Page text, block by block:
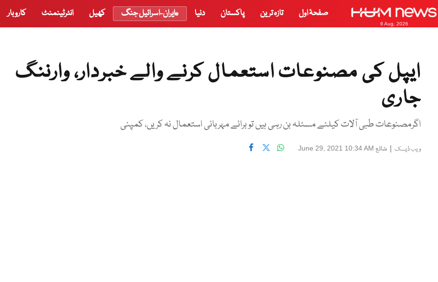
6 Aug, 2026
صفحۂ اول تازہ ترین پاکستان دنیا ایران-اسرائیل جنگ کھیل انٹرٹینمنٹ کاروبار
ایپل کی مصنوعات استعمال کرنے والے خبردار، وارننگ
جاری
اگرمصنوعات طبی آلات کیلئے مسئلہ بن رہی ہیں تو برائے مہربانی استعمال نہ کریں، کمپنی
ویب ڈیسک | شائع June 29, 2021 10:34 AM